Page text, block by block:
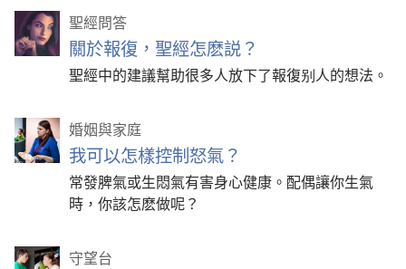
聖經問答
關於報復，聖經怎麽説？
聖經中的建議幫助很多人放下了報復别人的想法。
婚姻與家庭
我可以怎樣控制怒氣？
常發脾氣或生悶氣有害身心健康。配偶讓你生氣
時，你該怎麽做呢？
守望台